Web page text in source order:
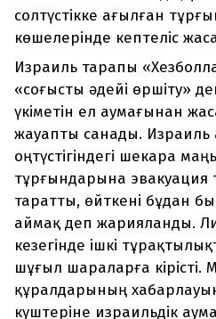
солтүстікке ағылған
көшелерінде кептеліс
Израиль тарапы
«соғысты әдейі өршіту»
үкіметін ел аумағынан
жауапты санады.
оңтүстігіндегі шекара
тұрғындарына эвакуация
таратты, өйткені бұдан
аймақ деп жарияланды.
кезегінде ішкі
шұғыл шараларға кірісті.
құралдарының
күштеріне израильдік